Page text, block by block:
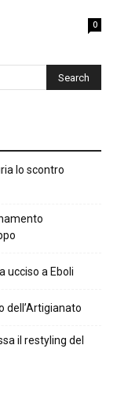
0
lo scontro
ucciso a Eboli
dell’Artigianato
il restyling del